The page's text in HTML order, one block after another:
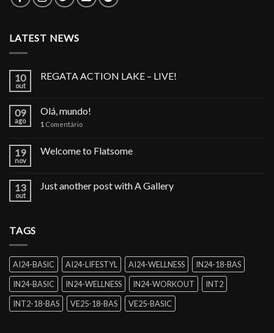
LATEST NEWS
10
out
REGATA ACTION LAKE – LIVE!
09
ago
Olá, mundo!
1 Comentário
19
nov
Welcome to Flatsome
13
out
Just another post with A Gallery
TAGS
AI24-BASIC AI24-LIFESTYL AI24-WELLNESS
IN24-18-BAS
IN24-BASIC
IN24-WELLNESS IN24-WORKOUT
INT2
INT2-18-BAS
VE25-18-BAS VE25-BASIC